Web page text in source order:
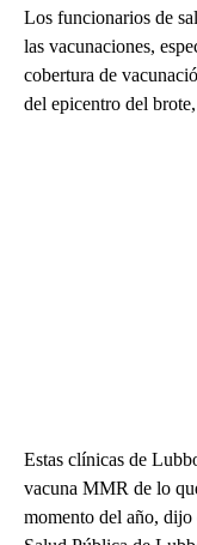
Los funcionarios de
las vacunaciones,
cobertura de
del epicentro del
Estas clínicas de
vacuna MMR de lo
momento del año, dijo